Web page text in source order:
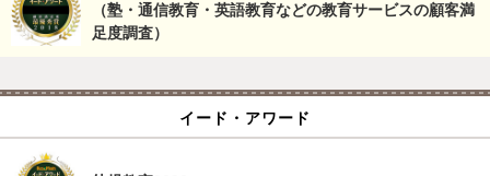
（塾・通信教育・英語教育などの教育サービスの顧客満
足度調査）
イード・アワード